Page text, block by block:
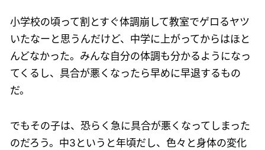
小学校の頃って割とすぐ体調崩して教室でゲロるヤツ
いたなーと思うんだけど、中学に上がってからはほと
んどなかった。みんな自分の体調も分かるようになっ
てくるし、具合が悪くなったら早めに早退するもの
だ。
でもその子は、恐らく急に具合が悪くなってしまった
のだろう。中3というと年頃だし、色々と身体の変化